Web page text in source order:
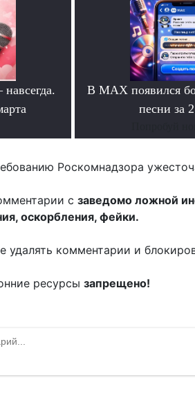
В MAX появился
песни за
Роскомнадзора
с заведомо ложной
оскорбления, фейки.
комментарии и
ресурсы запрещено!